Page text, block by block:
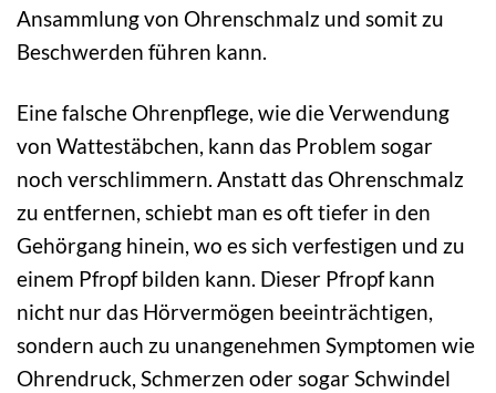
Ansammlung von Ohrenschmalz und somit zu
Beschwerden führen kann.
Eine falsche Ohrenpflege, wie die Verwendung
von Wattestäbchen, kann das Problem sogar
noch verschlimmern. Anstatt das Ohrenschmalz
zu entfernen, schiebt man es oft tiefer in den
Gehörgang hinein, wo es sich verfestigen und zu
einem Pfropf bilden kann. Dieser Pfropf kann
nicht nur das Hörvermögen beeinträchtigen,
sondern auch zu unangenehmen Symptomen wie
Ohrendruck, Schmerzen oder sogar Schwindel